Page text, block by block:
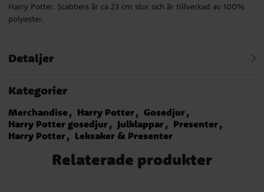
Harry Potter. Scabbers är ca 23 cm stor och är tillverkad av 100%
polyester.
Detaljer
Kategorier
Merchandise Harry Potter
Gosedjur
Harry Potter gosedjur
Julklappar
Presenter
Harry Potter
Leksaker & Presenter
Relaterade produkter